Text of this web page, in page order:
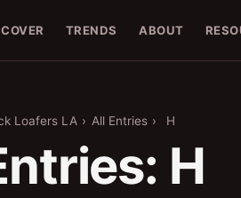
TRENDS ABOUT
Loafers LA › All Entries › H
H